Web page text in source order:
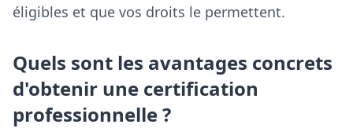
éligibles et que vos droits le permettent.
Quels sont les avantages concrets
d'obtenir une certification
professionnelle ?